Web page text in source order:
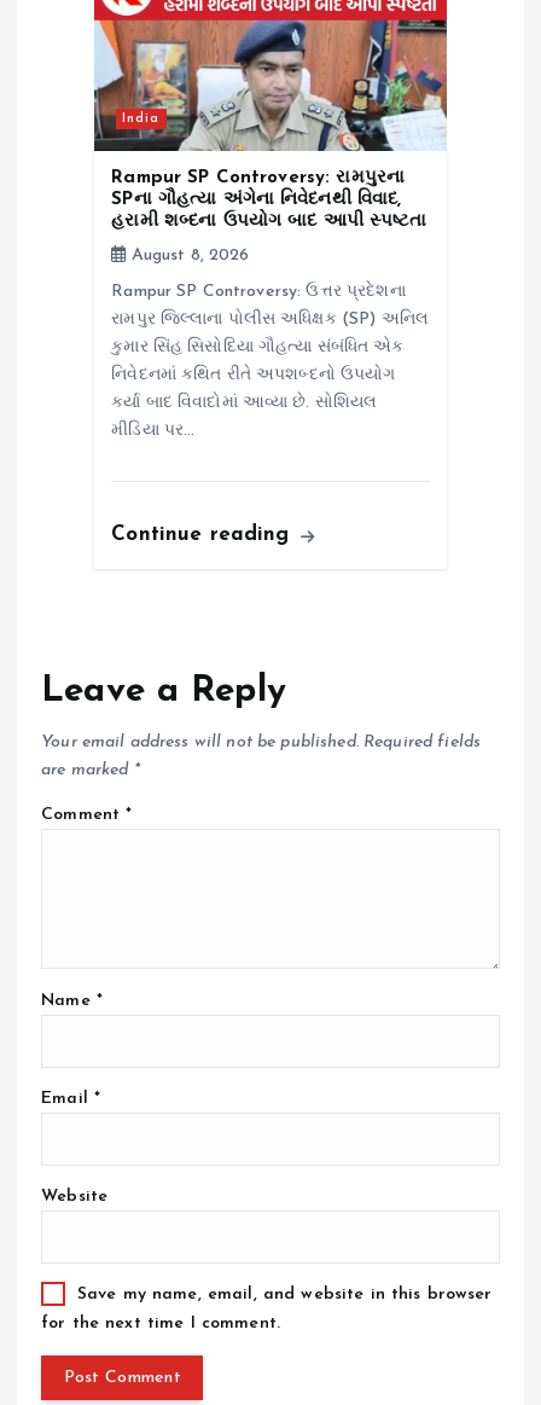
India
Rampur SP Controversy: રામપુરના
SPના ગૌહત્યા અંગેના નિવેદનથી વિવાદ,
હરામી શબ્દના ઉપયોગ બાદ આપી સ્પષ્ટતા
August 8, 2026
Rampur SP Controversy: ઉત્તર પ્રદેશના
રામપુર જિલ્લાના પોલીસ અધિક્ષક (SP) અનિલ
કુમાર સિંહ સિસોદિયા ગૌહત્યા સંબંધિત એક
નિવેદનમાં કથિત રીતે અપશબ્દનો ઉપયોગ
કર્યા બાદ વિવાદોમાં આવ્યા છે. સોશિયલ
મીડિયા પર…
Continue reading
Leave a Reply
Your email address will not be published. Required fields
are marked *
Comment*
Name *
Email *
Website
Save my name, email, and website in this browser
for the next time I comment.